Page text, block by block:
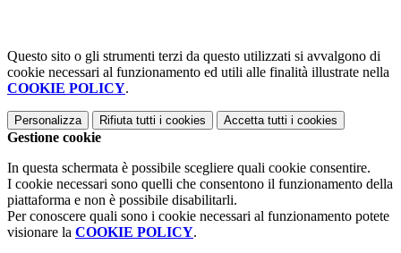
Questo sito o gli strumenti terzi da questo utilizzati si avvalgono di
cookie necessari al funzionamento ed utili alle finalità illustrate nella
COOKIE POLICY.
Personalizza Rifiuta tutti i cookies Accetta tutti i cookies
Gestione cookie
In questa schermata è possibile scegliere quali cookie consentire.
I cookie necessari sono quelli che consentono il funzionamento della
piattaforma e non è possibile disabilitarli.
Per conoscere quali sono i cookie necessari al funzionamento potete
visionare la COOKIE POLICY.